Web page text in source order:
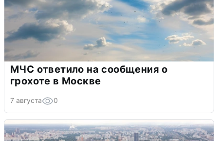
МЧС ответило на сообщения о
грохоте в Москве
7 августа 0